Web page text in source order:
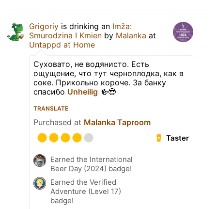
Grigoriy is drinking an Imža:
Smurodzina I Kmien by Malanka at
Untappd at Home
Суховато, не водянисто. Есть
ощущение, что тут черноплодка, как в
соке. Прикольно короче. За банку
спасибо Unheilig 🍻😎
TRANSLATE
Purchased at Malanka Taproom
Taster
Earned the International
Beer Day (2024) badge!
Earned the Verified
Adventure (Level 17)
badge!